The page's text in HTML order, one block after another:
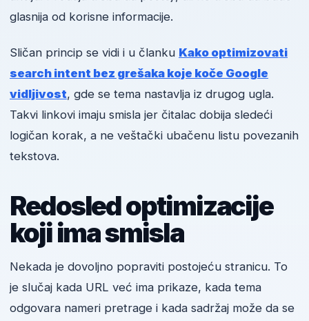
glasnija od korisne informacije.
Sličan princip se vidi i u članku Kako optimizovati
search intent bez grešaka koje koče Google
vidljivost, gde se tema nastavlja iz drugog ugla.
Takvi linkovi imaju smisla jer čitalac dobija sledeći
logičan korak, a ne veštački ubačenu listu povezanih
tekstova.
Redosled optimizacije
koji ima smisla
Nekada je dovoljno popraviti postojeću stranicu. To
je slučaj kada URL već ima prikaze, kada tema
odgovara nameri pretrage i kada sadržaj može da se